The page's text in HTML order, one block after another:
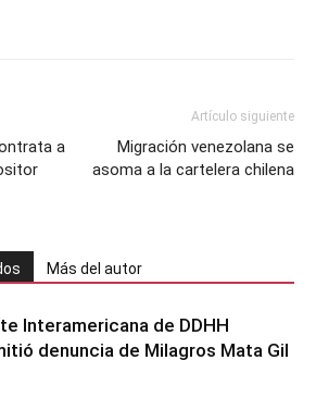
a
Artículo siguiente
Migración venezolana se
asoma a la cartelera chilena
Más del autor
Interamericana de DDHH
denuncia de Milagros Mata Gil